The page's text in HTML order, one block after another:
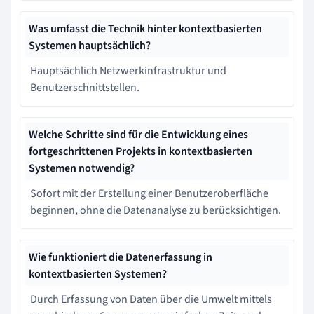
Was umfasst die Technik hinter kontextbasierten
Systemen hauptsächlich?
Hauptsächlich Netzwerkinfrastruktur und
Benutzerschnittstellen.
Welche Schritte sind für die Entwicklung eines
fortgeschrittenen Projekts in kontextbasierten
Systemen notwendig?
Sofort mit der Erstellung einer Benutzeroberfläche
beginnen, ohne die Datenanalyse zu berücksichtigen.
Wie funktioniert die Datenerfassung in
kontextbasierten Systemen?
Durch Erfassung von Daten über die Umwelt mittels